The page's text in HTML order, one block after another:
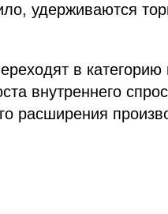
удерживаются
в
внутреннего
расширения